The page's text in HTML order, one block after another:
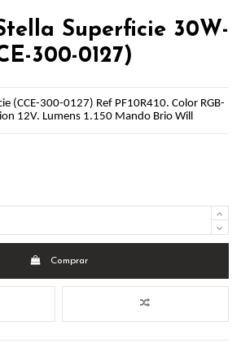
Superficie 30W-
300-0127)
(CCE-300-0127) Ref PF10R410. Color RGB-
12V. Lumens 1.150 Mando Brio Will
Comprar